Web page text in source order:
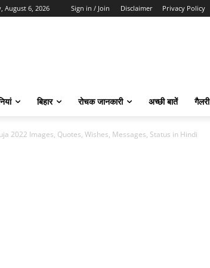
August 6, 2026 Sign in / Join Disclaimer Privacy Policy
बिहार रोचक जानकारी अच्छी बातें गैलरी
2022 Images, Quotes, Wishes, Messages, Status in Hindi